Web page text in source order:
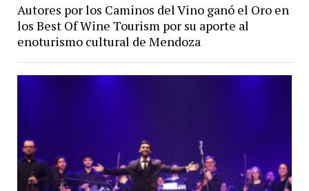
Autores por los Caminos del Vino ganó el Oro en
los Best Of Wine Tourism por su aporte al
enoturismo cultural de Mendoza